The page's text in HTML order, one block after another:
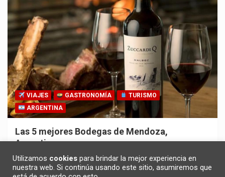
VIAJES GASTRONOMÍA
TURISMO
ARGENTINA
Las 5 mejores Bodegas de Mendoza,
Argentina
30/10/2025 Redacción
Utilizamos cookies para brindar la mejor experiencia en
nuestra web. Si continúa usando este sitio, asumiremos que